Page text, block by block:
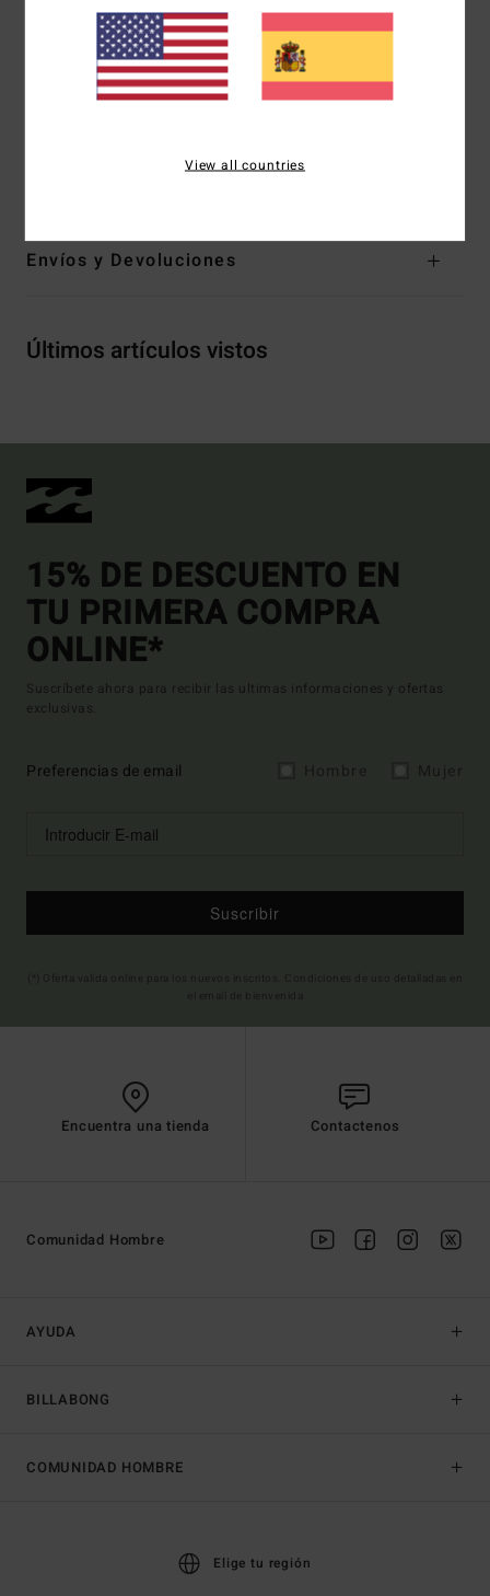
Tejido:jersey de algodón [160 g/m2]
Corte:premium
Cuello:cuello redondo
Gráfico:serigrafía en el pecho y la espalda
[Tejido principal] 100% algodón
Envíos y Devoluciones
Últimos artículos vistos
15% DE DESCUENTO EN
TU PRIMERA COMPRA
ONLINE*
Suscríbete ahora para recibir las ultimas informaciones y ofertas
exclusivas.
Preferencias de email
Suscribir
Encuentra una tienda Contactenos
AYUDA
BILLABONG
Comunidad Hombre
COMUNIDAD HOMBRE
Elige tu región
View all countries